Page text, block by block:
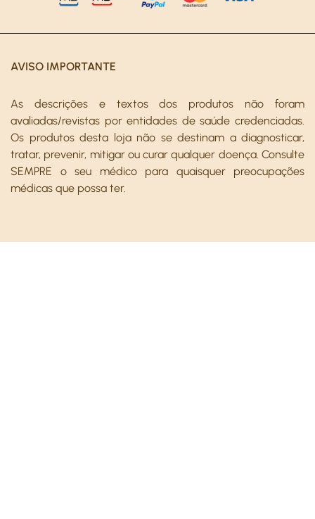
AVISO IMPORTANTE
As descrições e textos dos produtos não foram
avaliadas/revistas por entidades de saúde credenciadas.
Os produtos desta loja não se destinam a diagnosticar,
tratar, prevenir, mitigar ou curar qualquer doença. Consulte
SEMPRE o seu médico para quaisquer preocupações
médicas que possa ter.